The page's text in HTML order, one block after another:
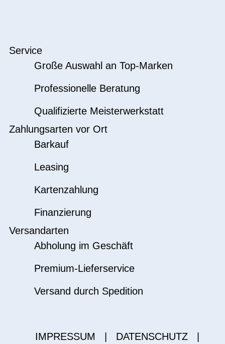
Service
Große Auswahl an Top-Marken
Professionelle Beratung
Qualifizierte Meisterwerkstatt
Zahlungsarten vor Ort
Barkauf
Leasing
Kartenzahlung
Finanzierung
Versandarten
Abholung im Geschäft
Premium-Lieferservice
Versand durch Spedition
IMPRESSUM DATENSCHUTZ